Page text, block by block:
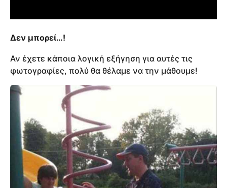
Δεν μπορεί…!
Αν έχετε κάποια λογική εξήγηση για αυτές τις
φωτογραφίες, πολύ θα θέλαμε να την μάθουμε!